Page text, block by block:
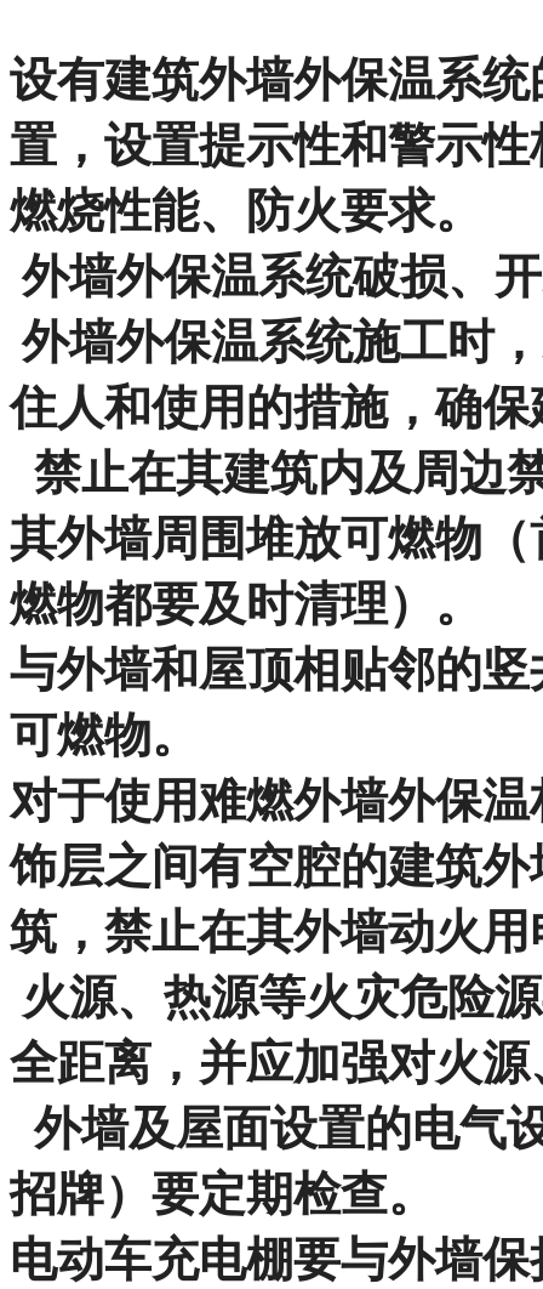
设有建筑外墙外保温系
置，设置提示性和警示
燃烧性能、防火要求。
外墙外保温系统破损、
外墙外保温系统施工时
住人和使用的措施，确
禁止在其建筑内及周边
其外墙周围堆放可燃物
燃物都要及时清理）。
与外墙和屋顶相贴邻的
可燃物。
对于使用难燃外墙外保
饰层之间有空腔的建筑
筑，禁止在其外墙动火用
火源、热源等火灾危险
全距离，并应加强对火
外墙及屋面设置的电气
招牌）要定期检查。
电动车充电棚要与外墙